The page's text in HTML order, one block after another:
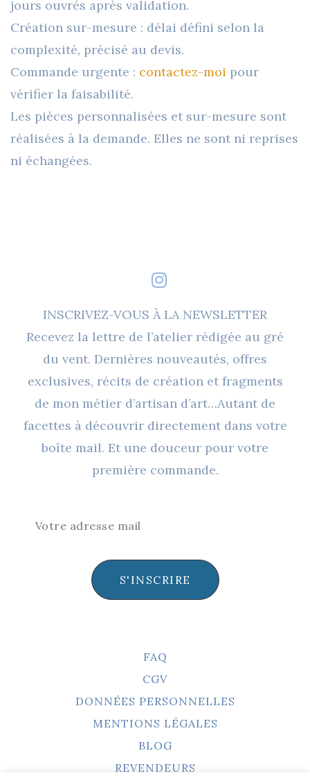
jours ouvrés après validation.
Création sur-mesure : délai défini selon la
complexité, précisé au devis.
Commande urgente : contactez-moi pour
vérifier la faisabilité.
Les pièces personnalisées et sur-mesure sont
réalisées à la demande. Elles ne sont ni reprises
ni échangées.
INSCRIVEZ-VOUS À LA NEWSLETTER
Recevez la lettre de l’atelier rédigée au gré
du vent. Dernières nouveautés, offres
exclusives, récits de création et fragments
de mon métier d’artisan d’art…Autant de
facettes à découvrir directement dans votre
boîte mail. Et une douceur pour votre
première commande.
S'INSCRIRE
FAQ
CGV
DONNÉES PERSONNELLES
MENTIONS LÉGALES
BLOG
REVENDEURS